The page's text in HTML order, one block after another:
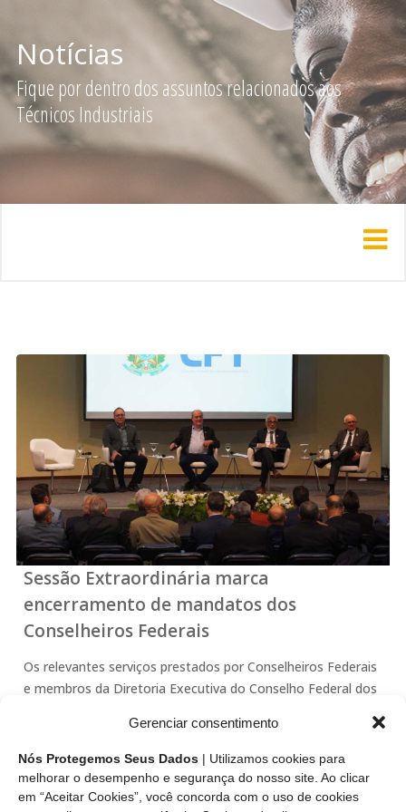
Gerenciar consentimento
Nós Protegemos Seus Dados | Utilizamos cookies para
melhorar o desempenho e segurança do nosso site. Ao clicar
em “Aceitar Cookies”, você concorda com o uso de cookies
Notícias
Fique por dentro dos assuntos relacionados aos
Técnicos Industriais
Sessão Extraordinária marca
encerramento de mandatos dos
Conselheiros Federais
Os relevantes serviços prestados por Conselheiros Federais
e membros da Diretoria Executiva do Conselho Federal dos
foram reconhecidos na reunião do colegiado máximo do
Conselho Federal dos Técnicos Industriais, realizada em
Brasília (DF)…